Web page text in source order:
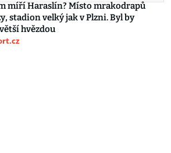
míří Haraslín? Místo mrakodrapů
stadion velký jak v Plzni. Byl by
hvězdou